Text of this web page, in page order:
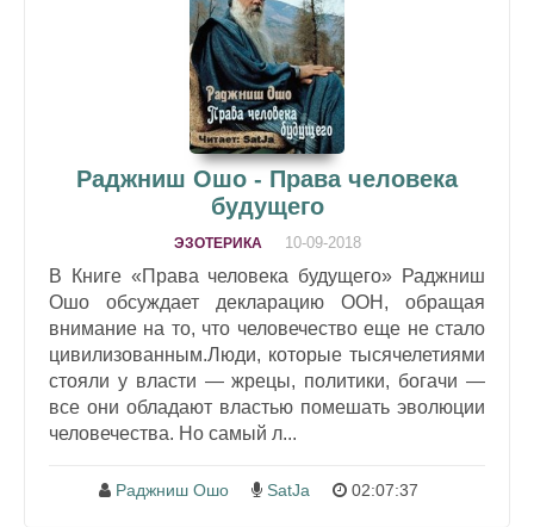
Раджниш Ошо - Права человека
будущего
ЭЗОТЕРИКА 10-09-2018
В Книге «Права человека будущего» Раджниш
Ошо обсуждает декларацию ООН, обращая
внимание на то, что человечество еще не стало
цивилизованным.Люди, которые тысячелетиями
стояли у власти — жрецы, политики, богачи —
все они обладают властью помешать эволюции
человечества. Но самый л...
Раджниш Ошо SatJa 02:07:37